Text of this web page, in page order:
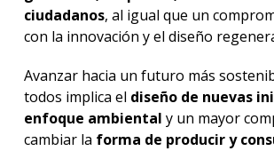
ciudadanos, al igual que un
con la innovación y el diseño
Avanzar hacia un futuro más
todos implica el diseño de nuevas
enfoque ambiental y un mayor
cambiar la forma de producir y